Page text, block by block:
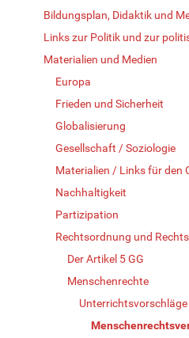
Bildungsplan, Didaktik und
Links zur Politik und zur
Materialien und Medien
Europa
Frieden und Sicherheit
Globalisierung
Gesellschaft / Soziologie
Materialien / Links für den
Nachhaltigkeit
Partizipation
Rechtsordnung und
Der Artikel 5 GG
Menschenrechte
Unterrichtsvorschläge